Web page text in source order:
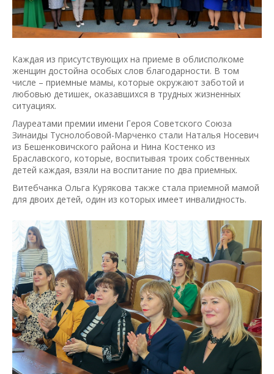
Каждая из присутствующих на приеме в облисполкоме
женщин достойна особых слов благодарности. В том
числе – приемные мамы, которые окружают заботой и
любовью детишек, оказавшихся в трудных жизненных
ситуациях.
Лауреатами премии имени Героя Советского Союза
Зинаиды Туснолобовой-Марченко стали Наталья Носевич
из Бешенковичского района и Нина Костенко из
Браславского, которые, воспитывая троих собственных
детей каждая, взяли на воспитание по два приемных.
Витебчанка Ольга Курякова также стала приемной мамой
для двоих детей, один из которых имеет инвалидность.